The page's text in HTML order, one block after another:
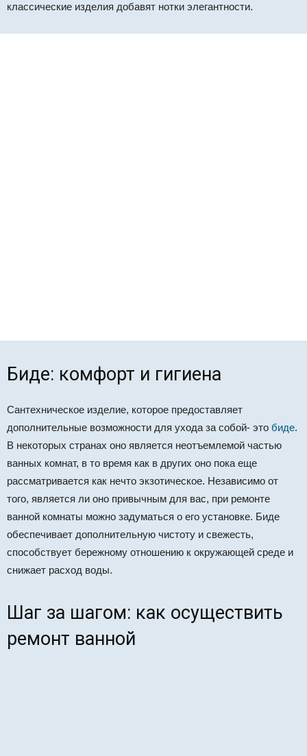
классические изделия добавят нотки элегантности.
Биде: комфорт и гигиена
Сантехническое изделие, которое предоставляет
дополнительные возможности для ухода за собой- это биде.
В некоторых странах оно является неотъемлемой частью
ванных комнат, в то время как в других оно пока еще
рассматривается как нечто экзотическое. Независимо от
того, является ли оно привычным для вас, при ремонте
ванной комнаты можно задуматься о его установке. Биде
обеспечивает дополнительную чистоту и свежесть,
способствует бережному отношению к окружающей среде и
снижает расход воды.
Шаг за шагом: как осуществить
ремонт ванной